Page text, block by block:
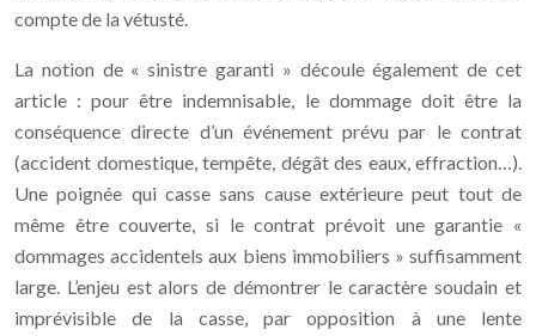
compte de la vétusté.
La notion de « sinistre garanti » découle également de cet
article : pour être indemnisable, le dommage doit être la
conséquence directe d’un événement prévu par le contrat
(accident domestique, tempête, dégât des eaux, effraction…).
Une poignée qui casse sans cause extérieure peut tout de
même être couverte, si le contrat prévoit une garantie «
dommages accidentels aux biens immobiliers » suffisamment
large. L’enjeu est alors de démontrer le caractère soudain et
imprévisible de la casse, par opposition à une lente